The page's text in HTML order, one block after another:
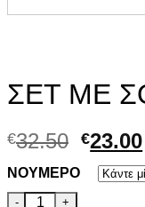
ΣΕΤ ΜΕ
€32.50
price
was:
€23.00Η
NOYMEPO
ΣΕΤ ΜΕ ΣΟΡΤΣΑΚΙ